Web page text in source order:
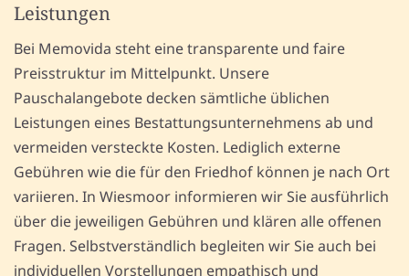
Leistungen
Bei Memovida steht eine transparente und faire
Preisstruktur im Mittelpunkt. Unsere
Pauschalangebote decken sämtliche üblichen
Leistungen eines Bestattungsunternehmens ab und
vermeiden versteckte Kosten. Lediglich externe
Gebühren wie die für den Friedhof können je nach Ort
variieren. In Wiesmoor informieren wir Sie ausführlich
über die jeweiligen Gebühren und klären alle offenen
Fragen. Selbstverständlich begleiten wir Sie auch bei
individuellen Vorstellungen empathisch und